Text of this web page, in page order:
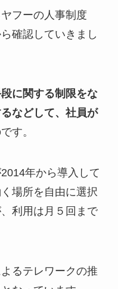
フーの人事制度
確認していきまし
に関する制限をな
などして、社員が
す。
年から導入して
場所を自由に選択
利用は月５回まで
るテレワークの推